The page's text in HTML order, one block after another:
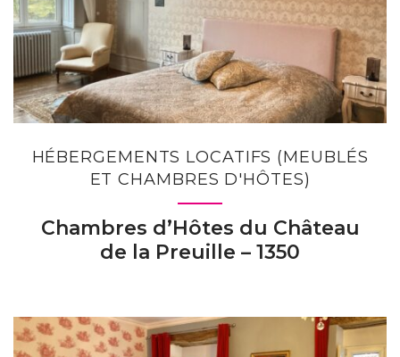
HÉBERGEMENTS LOCATIFS (MEUBLÉS
ET CHAMBRES D'HÔTES)
Chambres d’Hôtes du Château
de la Preuille – 1350